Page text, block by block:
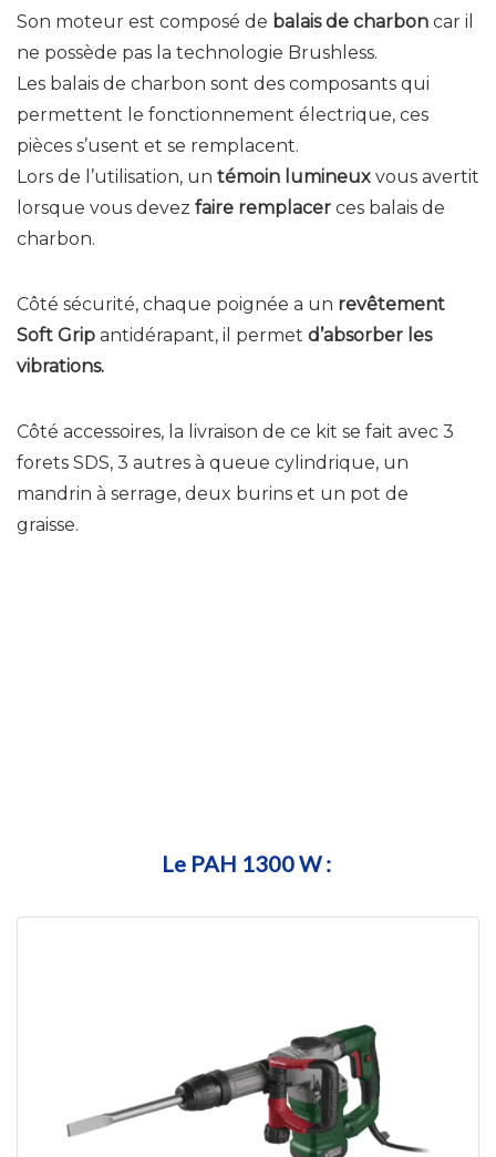
Son moteur est composé de balais de charbon car il
ne possède pas la technologie Brushless.
Les balais de charbon sont des composants qui
permettent le fonctionnement électrique, ces
pièces s’usent et se remplacent.
Lors de l’utilisation, un témoin lumineux vous avertit
lorsque vous devez faire remplacer ces balais de
charbon.
Côté sécurité, chaque poignée a un revêtement
Soft Grip antidérapant, il permet d’absorber les
vibrations.
Côté accessoires, la livraison de ce kit se fait avec 3
forets SDS, 3 autres à queue cylindrique, un
mandrin à serrage, deux burins et un pot de
graisse.
Le PAH 1300 W :